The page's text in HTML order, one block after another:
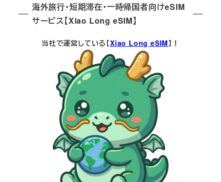
海外旅行・短期滞在・一時帰国者向けeSIM
サービス【Xiao Long eSIM】
当社で運営している【Xiao Long eSIM】！